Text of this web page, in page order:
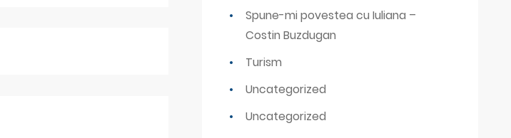
Spune-mi povestea cu Iuliana –
Costin Buzdugan
Turism
Uncategorized
Uncategorized